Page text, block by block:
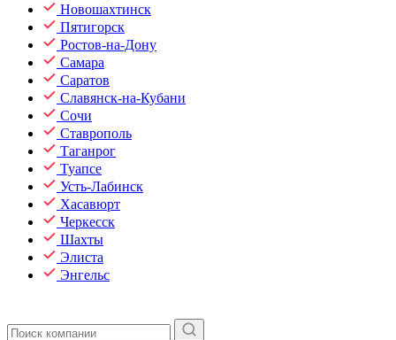
Новошахтинск
Пятигорск
Ростов-на-Дону
Самара
Саратов
Славянск-на-Кубани
Сочи
Ставрополь
Таганрог
Туапсе
Усть-Лабинск
Хасавюрт
Черкесск
Шахты
Элиста
Энгельс